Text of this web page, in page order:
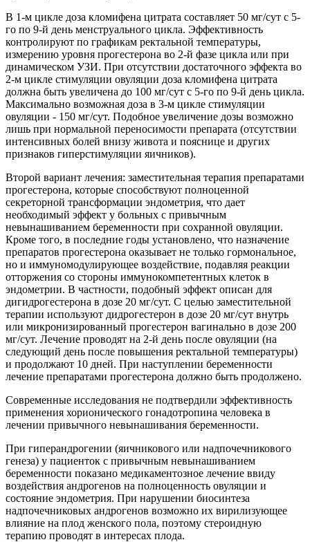
В 1-м цикле доза кломифена цитрата составляет 50 мг/сут с 5-
го по 9-й день менструального цикла. Эффективность
контролируют по графикам ректальной температуры,
измерению уровня прогестерона во 2-й фазе цикла или при
динамическом УЗИ. При отсутствии достаточного эффекта во
2-м цикле стимуляции овуляции доза кломифена цитрата
должна быть увеличена до 100 мг/сут с 5-го по 9-й день цикла.
Максимально возможная доза в 3-м цикле стимуляции
овуляции - 150 мг/сут. Подобное увеличение дозы возможно
лишь при нормальной переносимости препарата (отсутствии
интенсивных болей внизу живота и пояснице и других
признаков гиперстимуляции яичников).
Второй вариант лечения: заместительная терапия препаратами
прогестерона, которые способствуют полноценной
секреторной трансформации эндометрия, что дает
необходимый эффект у больных с привычным
невынашиванием беременности при сохранной овуляции.
Кроме того, в последние годы установлено, что назначение
препаратов прогестерона оказывает не только гормональное,
но и иммуномодулирующее воздействие, подавляя реакции
отторжения со стороны иммунокомпетентных клеток в
эндометрии. В частности, подобный эффект описан для
дигидрогестерона в дозе 20 мг/сут. С целью заместительной
терапии используют дидрогестерон в дозе 20 мг/сут внутрь
или микронизированный прогестерон вагинально в дозе 200
мг/сут. Лечение проводят на 2-й день после овуляции (на
следующий день после повышения ректальной температуры)
и продолжают 10 дней. При наступлении беременности
лечение препаратами прогестерона должно быть продолжено.
Современные исследования не подтвердили эффективность
применения хорионического гонадотропина человека в
лечении привычного невынашивания беременности.
При гиперандрогении (яичникового или надпочечникового
генеза) у пациенток с привычным невынашиванием
беременности показано медикаментозное лечение ввиду
воздействия андрогенов на полноценность овуляции и
состояние эндометрия. При нарушении биосинтеза
надпочечниковых андрогенов возможно их вирилизующее
влияние на плод женского пола, поэтому стероидную
терапию проводят в интересах плода.